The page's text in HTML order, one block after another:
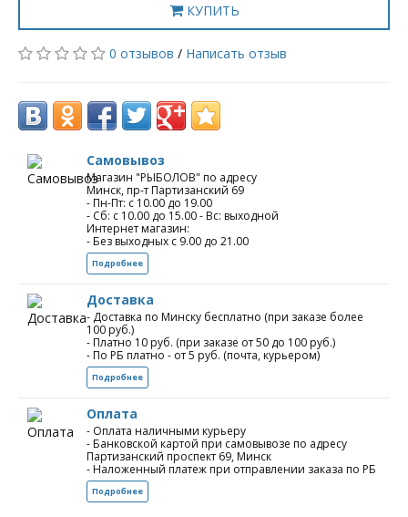
КУПИТЬ
0 отзывов / Написать отзыв
Самовывоз
Магазин "РЫБОЛОВ" по адресу
Минск, пр-т Партизанский 69
- Пн-Пт: с 10.00 до 19.00
- Сб: с 10.00 до 15.00 - Вс: выходной
Интернет магазин:
- Без выходных с 9.00 до 21.00
Подробнее
Доставка
- Доставка по Минску бесплатно (при заказе более
100 руб.)
- Платно 10 руб. (при заказе от 50 до 100 руб.)
- По РБ платно - от 5 руб. (почта, курьером)
Подробнее
Оплата
- Оплата наличными курьеру
- Банковской картой при самовывозе по адресу
Партизанский проспект 69, Минск
- Наложенный платеж при отправлении заказа по РБ
Подробнее